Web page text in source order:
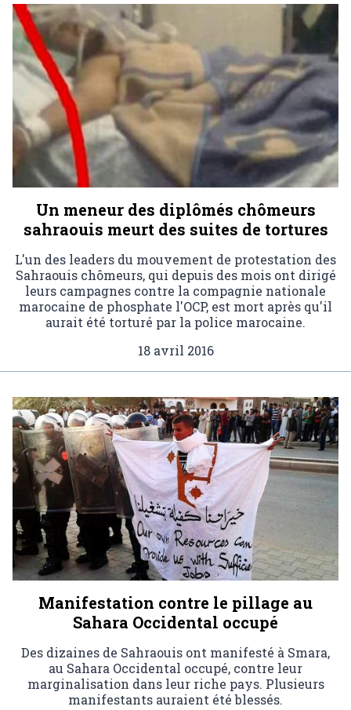
Un meneur des diplômés chômeurs
sahraouis meurt des suites de tortures
L'un des leaders du mouvement de protestation des
Sahraouis chômeurs, qui depuis des mois ont dirigé
leurs campagnes contre la compagnie nationale
marocaine de phosphate l'OCP, est mort après qu'il
aurait été torturé par la police marocaine.
18 avril 2016
Manifestation contre le pillage au
Sahara Occidental occupé
Des dizaines de Sahraouis ont manifesté à Smara,
au Sahara Occidental occupé, contre leur
marginalisation dans leur riche pays. Plusieurs
manifestants auraient été blessés.